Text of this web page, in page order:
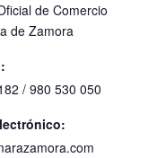
de Comercio
de Zamora
/ 980 530 050